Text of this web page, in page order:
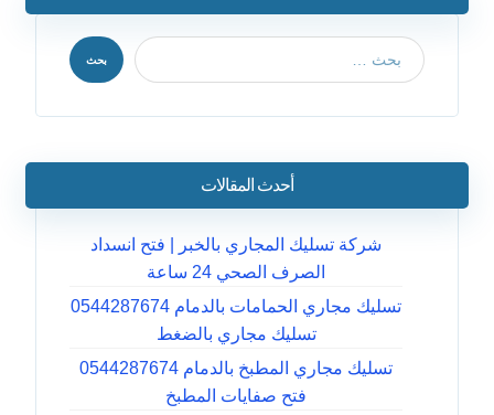
بحث
أحدث المقالات
شركة تسليك المجاري بالخبر | فتح انسداد
الصرف الصحي 24 ساعة
تسليك مجاري الحمامات بالدمام 0544287674
تسليك مجاري بالضغط
تسليك مجاري المطبخ بالدمام 0544287674
فتح صفايات المطبخ